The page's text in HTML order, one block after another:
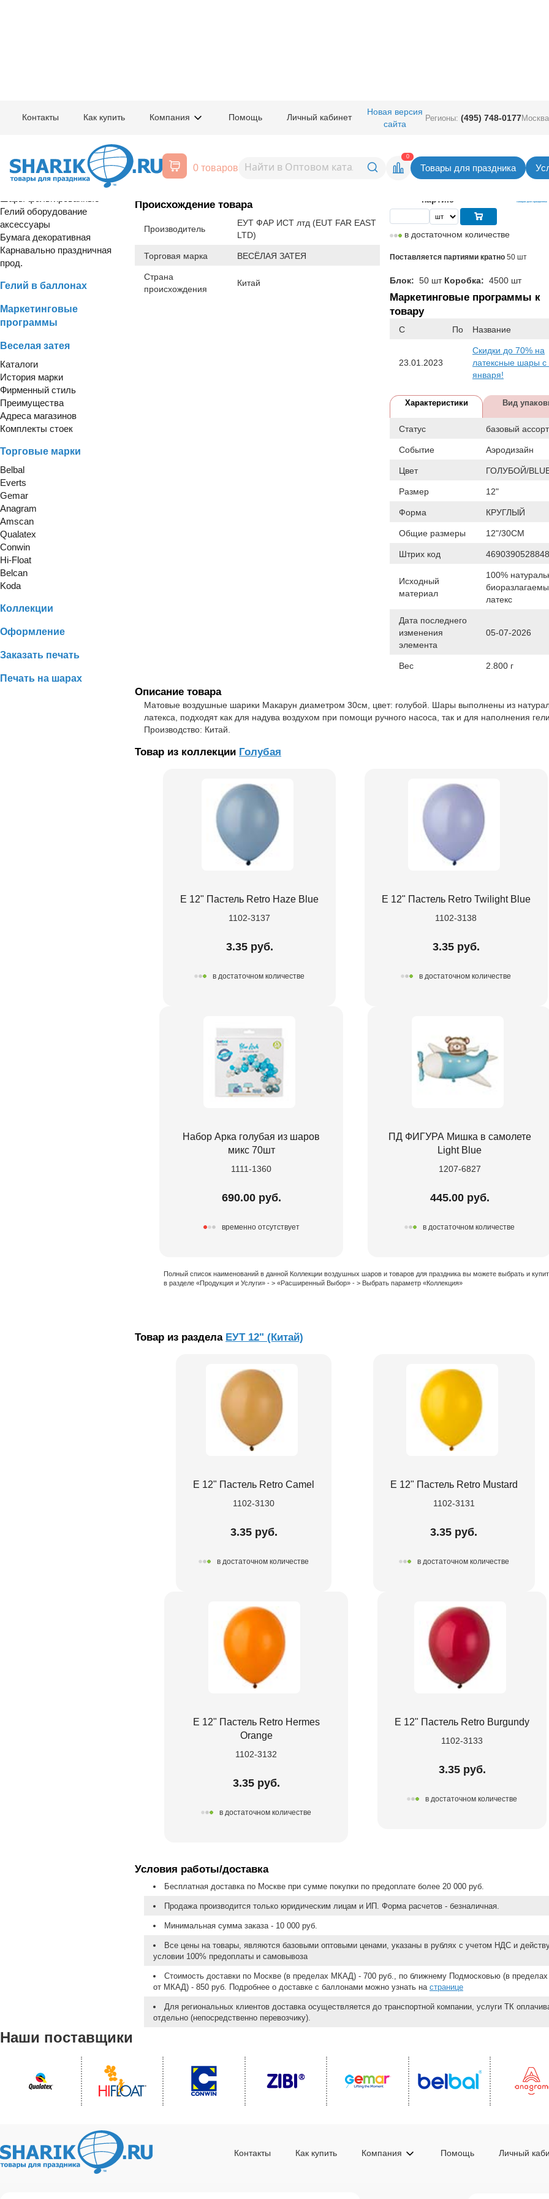
Контакты Как купить Компания Помощь Личный кабинет
Новая версия
сайта
Регионы: (495) 748-0177
0 товаров
0
Товары для праздника
Расширенный поиск
Шары латексные
Гелий оборудование
аксессуары
Бумага декоративная
Карнавально праздничная
прод.
Гелий в баллонах
Маркетинговые
программы
Веселая затея
Каталоги
История марки
Фирменный стиль
Преимущества
Адреса магазинов
Комплекты стоек
Торговые марки
Belbal
Everts
Gemar
Anagram
Amscan
Qualatex
Conwin
Hi-Float
Belcan
Koda
Коллекции
Оформление
Заказать печать
Печать на шарах
1102-2502 Вернуться в раздел ЕУТ 12"
Происхождение товара
Производитель
ЕУТ ФАР ИСТ лтд (EUT FAR EAST
LTD)
Торговая марка ВЕСЁЛАЯ ЗАТЕЯ
Страна
происхождения
Китай
3,35руб. за шт
партию
в достаточном количестве
Поставляется партиями кратно 50 шт
Блок: 50 шт Коробка: 4500 шт
Маркетинговые программы к
товару
С По Название
23.01.2023
Скидки до 70% на
латексные шары с
января!
Характеристики Вид
Статус базовый
Событие Аэродизайн
Цвет ГОЛУБОЙ/
Размер 12"
Форма КРУГЛЫЙ
Общие размеры 12"/30СМ
Штрих код 4690390528848
Исходный
материал
100%
латекс
Дата последнего
изменения
элемента
05-07-2026
Вес 2.800 г
Описание товара
Матовые воздушные шарики Макарун диаметром 30см, цвет: голубой. Шары выполнены из
латекса, подходят как для надува воздухом при помощи ручного насоса, так и для наполнения
Производство: Китай.
Товар из коллекции Голубая
Е 12" Пастель Retro Haze Blue
1102-3137
3.35 руб.
в достаточном количестве
Е 12" Пастель Retro Twilight Blue
1102-3138
3.35 руб.
в достаточном количестве
Набор Арка голубая из шаров
микс 70шт
1111-1360
690.00 руб.
временно отсутствует
ПД ФИГУРА Мишка в самолете
Light Blue
1207-6827
445.00 руб.
в достаточном количестве
Полный список наименований в данной Коллекции воздушных шаров и товаров для праздника вы можете выбрать и
в разделе «Продукция и Услуги» - > «Расширенный Выбор» - > Выбрать параметр «Коллекция»
Товар из раздела ЕУТ 12" (Китай)
Е 12" Пастель Retro Camel
1102-3130
3.35 руб.
в достаточном количестве
Е 12" Пастель Retro Mustard
1102-3131
3.35 руб.
в достаточном количестве
Е 12" Пастель Retro Hermes
Orange
1102-3132
3.35 руб.
в достаточном количестве
Е 12" Пастель Retro Burgundy
1102-3133
3.35 руб.
в достаточном количестве
Условия работы/доставка
Бесплатная доставка по Москве при сумме покупки по предоплате более 20 000 руб.
Продажа производится только юридическим лицам и ИП. Форма расчетов - безналичная.
Минимальная сумма заказа - 10 000 руб.
Все цены на товары, являются базовыми оптовыми ценами, указаны в рублях с учетом НДС и
условии 100% предоплаты и самовывоза
Стоимость доставки по Москве (в пределах МКАД) - 700 руб., по ближнему Подмосковью (в пределах
от МКАД) - 850 руб. Подробнее о доставке с баллонами можно узнать на странице
Для региональных клиентов доставка осуществляется до транспортной компании, услуги ТК
отдельно (непосредственно перевозчику).
Наши поставщики
Контакты Как купить Компания Помощь Личный